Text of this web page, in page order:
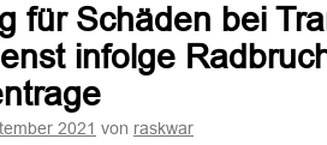
für Schäden bei
infolge
2021 von raskwar